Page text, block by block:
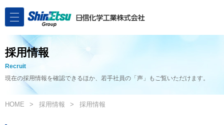
採用情報
Recruit
現在の採用情報を確認できるほか、若手社員の「声」もご覧いただけます。
HOME 採用情報 採用情報